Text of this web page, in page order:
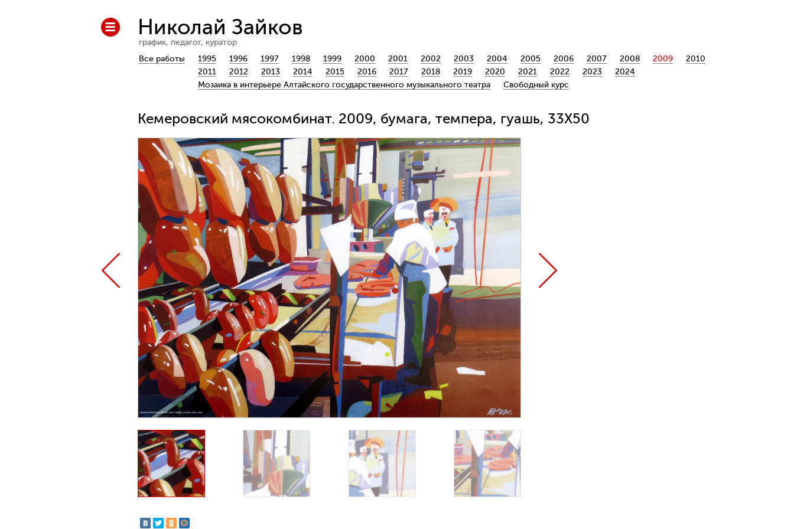
Николай Зайков
график, педагог, куратор
Все работы
1995 1996 1997 1998 1999 2000 2001 2002 2003 2004 2005 2006 2007 2008 2009
2010
2011
2012 2013 2014 2015 2016 2017 2018 2019 2020 2021 2022 2023
2024
Мозаика в интерьере Алтайского государственного музыкального театра
Свободный курс
Кемеровский мясокомбинат. 2009, бумага, темпера, гуашь, 33Х50